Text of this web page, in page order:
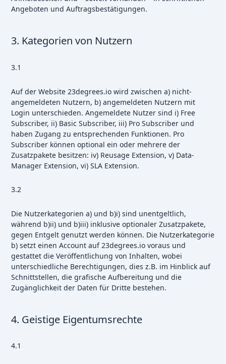
Angeboten und Auftragsbestätigungen.
3. Kategorien von Nutzern
3.1
Auf der Website 23degrees.io wird zwischen a) nicht-
angemeldeten Nutzern, b) angemeldeten Nutzern mit
Login unterschieden. Angemeldete Nutzer sind i) Free
Subscriber, ii) Basic Subscriber, iii) Pro Subscriber und
haben Zugang zu entsprechenden Funktionen. Pro
Subscriber können optional ein oder mehrere der
Zusatzpakete besitzen: iv) Reusage Extension, v) Data-
Manager Extension, vi) SLA Extension.
3.2
Die Nutzerkategorien a) und b)i) sind unentgeltlich,
während b)ii) und b)iii) inklusive optionaler Zusatzpakete,
gegen Entgelt genutzt werden können. Die Nutzerkategorie
b) setzt einen Account auf 23degrees.io voraus und
gestattet die Veröffentlichung von Inhalten, wobei
unterschiedliche Berechtigungen, dies z.B. im Hinblick auf
Schnittstellen, die grafische Aufbereitung und die
Zugänglichkeit der Daten für Dritte bestehen.
4. Geistige Eigentumsrechte
4.1